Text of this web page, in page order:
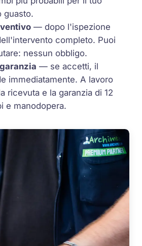
guasto.
— dopo l'ispezione
completo. Puoi
nessun obbligo.
— se accetti, il
immediatamente. A lavoro
ricevuta e la garanzia di 12
e manodopera.